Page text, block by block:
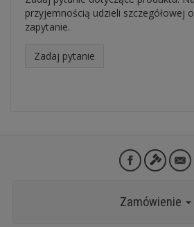
przyjemnością udzieli szczegółowej
zapytanie.
Zadaj pytanie
Zamówienie